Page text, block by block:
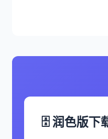
🗄️ 润色版下